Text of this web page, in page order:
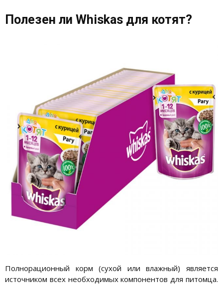
Полезен ли Whiskas для котят?
Полнорационный корм (сухой или влажный) является
источником всех необходимых компонентов для питомца.